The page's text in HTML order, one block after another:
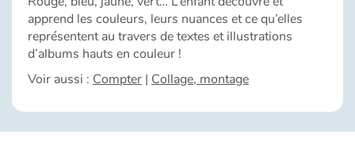
Try for free
Library
apprend les couleurs, leurs nuances et ce qu’elles
représentent au travers de textes et illustrations
d’albums hauts en couleur !
Voir aussi : Compter | Collage, montage